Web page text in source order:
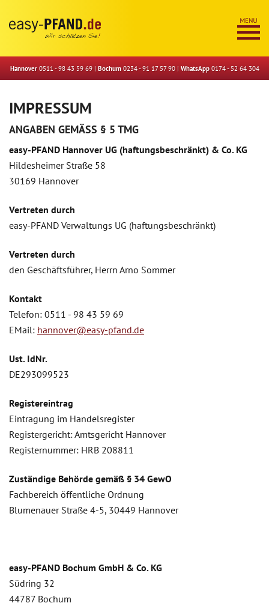
Hannover 0511 - 98 43 59 69| Bochum 0234 - 91 17 57 90| WhatsApp 0174 - 52 64 304
IMPRESSUM
ANGABEN GEMÄSS § 5 TMG
easy-PFAND Hannover UG (haftungsbeschränkt) & Co. KG
Hildesheimer Straße 58
30169 Hannover
Vertreten durch
easy-PFAND Verwaltungs UG (haftungsbeschränkt)
Vertreten durch
den Geschäftsführer, Herrn Arno Sommer
Kontakt
Telefon: 0511 - 98 43 59 69
EMail: hannover@easy-pfand.de
Ust. IdNr.
DE293099523
Registereintrag
Eintragung im Handelsregister
Registergericht: Amtsgericht Hannover
Registernummer: HRB 208811
Zuständige Behörde gemäß § 34 GewO
Fachbereich öffentliche Ordnung
Blumenauer Straße 4-5, 30449 Hannover
easy-PFAND Bochum GmbH & Co. KG
Südring 32
44787 Bochum